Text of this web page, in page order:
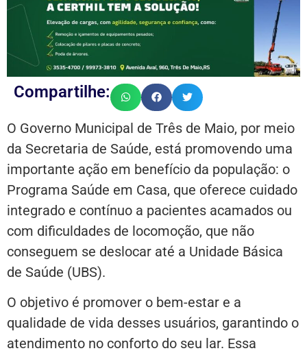
Compartilhe:
O Governo Municipal de Três de Maio, por meio
da Secretaria de Saúde, está promovendo uma
importante ação em benefício da população: o
Programa Saúde em Casa, que oferece cuidado
integrado e contínuo a pacientes acamados ou
com dificuldades de locomoção, que não
conseguem se deslocar até a Unidade Básica
de Saúde (UBS).
O objetivo é promover o bem-estar e a
qualidade de vida desses usuários, garantindo o
atendimento no conforto do seu lar. Essa